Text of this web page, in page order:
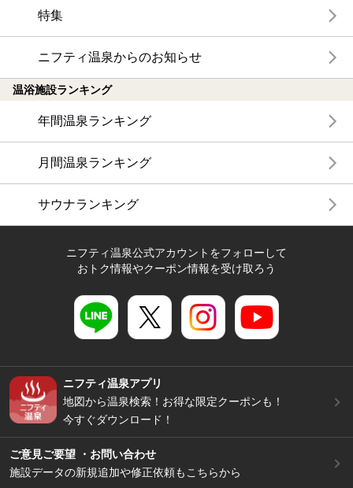
特集
ニフティ温泉からのお知らせ
温浴施設ランキング
年間温泉ランキング
月間温泉ランキング
サウナランキング
ニフティ温泉公式アカウントをフォローして
おトク情報やクーポン情報を受け取ろう
ニフティ温泉アプリ
地図から温泉検索！お得な限定クーポンも！
今すぐダウンロード！
ご意見ご要望 ・お問い合わせ
施設データの新規追加や修正依頼もこちらから